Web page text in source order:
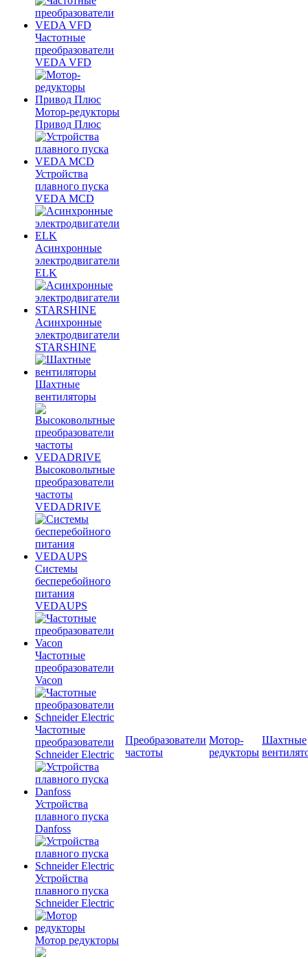
Частотные
преобразователи
VEDA VFD
Мотор-редукторы
Привод Плюс
Устройства
плавного пуска
VEDA MCD
Асинхронные
электродвигатели
ELK
Асинхронные
электродвигатели
STARSHINE
Шахтные
вентиляторы
Высоковольтные
преобразователи
частоты
VEDADRIVE
Системы
бесперебойного
питания
VEDAUPS
Частотные
преобразователи
Vacon
Частотные
преобразователи
Schneider Electric
Устройства
плавного пуска
Danfoss
Устройства
плавного пуска
Schneider Electric
Мотор редукторы
Преобразователи
частоты
Мотор-
редукторы
Шахтные